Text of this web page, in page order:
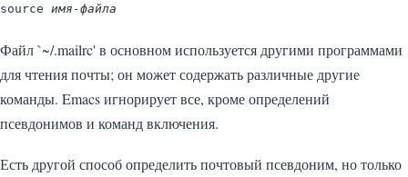
source имя-файла
Файл`~/.mailrc' в основном используется другими программами
для чтения почты; он может содержать различные другие
команды. Emacs игнорирует все, кроме определений
псевдонимов и команд включения.
Есть другой способ определить почтовый псевдоним, но только